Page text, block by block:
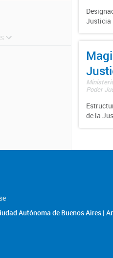
Justicia
Poder
de la
Autónoma de Buenos Aires |